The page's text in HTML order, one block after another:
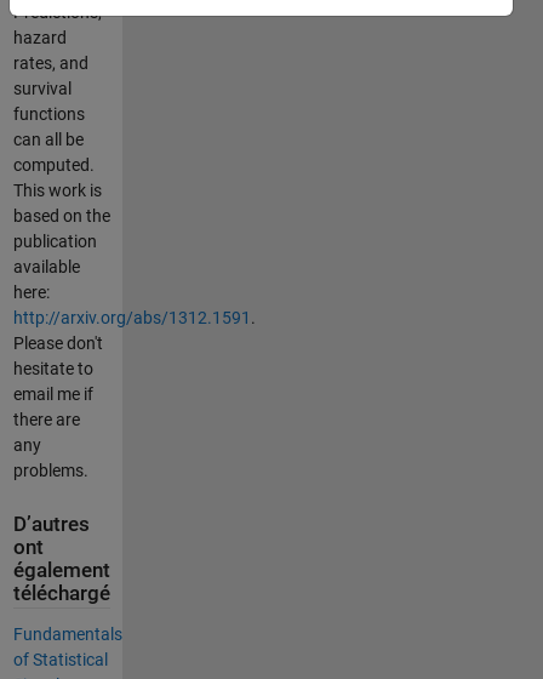
Predictions,
hazard
rates, and
survival
functions
can all be
computed.
This work is
based on the
publication
available
here:
http://arxiv.org/abs/1312.1591 .
Please don't
hesitate to
email me if
there are
any
problems.
D’autres
ont
également
téléchargé
Fundamentals
of Statistical